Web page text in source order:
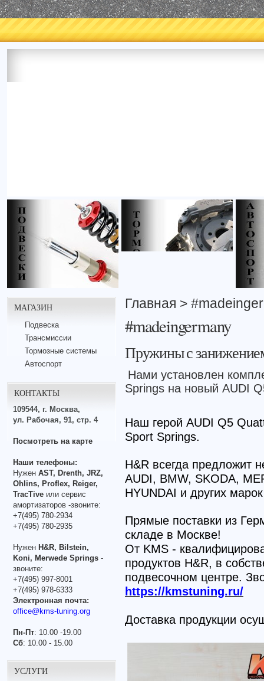
МАГАЗИН
Подвеска
Трансмиссии
Тормозные системы
Автоспорт
КОНТАКТЫ
109544, г. Москва,
ул. Рабочая, 91, стр. 4
Посмотреть на карте
Наши телефоны:
Нужен AST, Drenth, JRZ,
Ohlins, Proflex, Reiger,
TracTive или сервис
амортизаторов -звоните:
+7(495) 780-2934
+7(495) 780-2935
Нужен H&R, Bilstein,
Koni, Merwede Springs -
звоните:
+7(495) 997-8001
+7(495) 978-6333
Электронная почта:
office@kms-tuning.org
Пн-Пт: 10.00 -19.00
Сб: 10.00 - 15.00
УСЛУГИ
Главная >
#madeingermany
Пружины с
Нами установлен
Springs на новый AUDI
Наш герой AUDI Q5
Sport Springs.
H&R всегда предложит
AUDI, BMW, SKODA,
HYUNDAI и других
Прямые поставки из
складе в Москве!
От KMS -
продуктов H&R, в
подвесочном центре.
https://kmstuning.ru/
Доставка продукции